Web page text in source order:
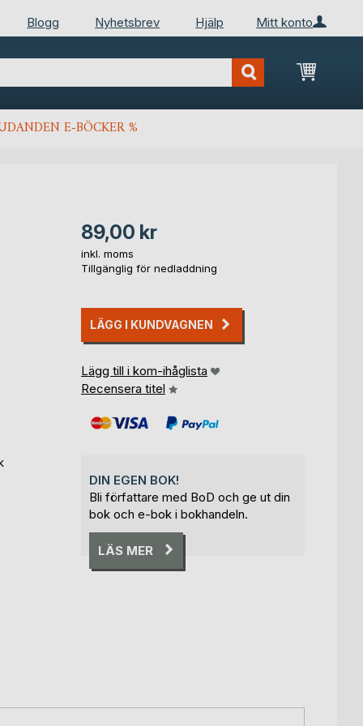
Mitt konto
Blogg Nyhetsbrev Hjälp
Min
E-BÖCKER %
89,00 kr
inkl. moms
Tillgänglig för nedladdning
LÄGG I KUNDVAGNEN
Lägg till i kom-ihåglista
Recensera titel
DIN EGEN BOK!
Bli författare med BoD och ge ut din
bok och e-bok i bokhandeln.
LÄS MER